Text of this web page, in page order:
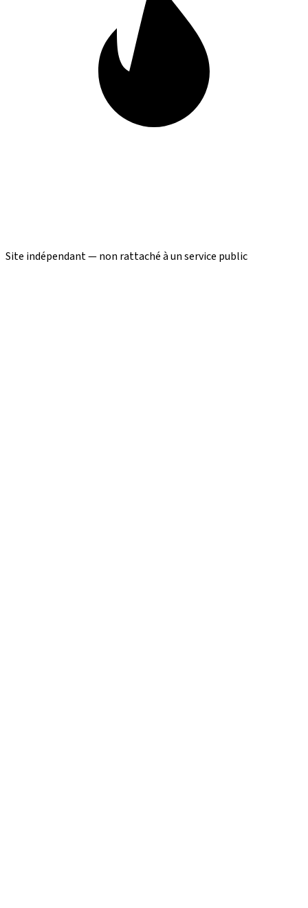
Site indépendant — non rattaché à un service public